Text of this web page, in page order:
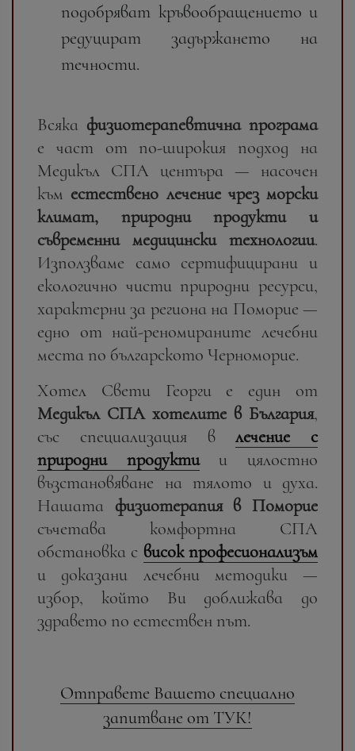
подобряват кръвообращението и
редуцират задържането на
течности.
Всяка физиотерапевтична програма
е част от по-широкия подход на
Медикъл СПА центъра — насочен
към естествено лечение чрез морски
климат, природни продукти и
съвременни медицински технологии.
Използваме само сертифицирани и
екологично чисти природни ресурси,
характерни за региона на Поморие —
едно от най-реномираните лечебни
места по българското Черноморие.
Хотел Свети Георги е един от
Медикъл СПА хотелите в България,
със специализация влечение с
природни продуктии цялостно
възстановяване на тялото и духа.
Нашата физиотерапия в Поморие
съчетава комфортна СПА
обстановка с висок професионализъм
и доказани лечебни методики —
избор, който Ви доближава до
здравето по естествен път.
Отправете Вашето специално
запитване от ТУК!